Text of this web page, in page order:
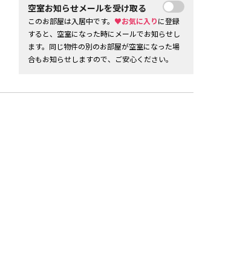
空室お知らせメールを受け取る
このお部屋は入居中です。 ♥お気に入りに登録
すると、空室になった時にメールでお知らせし
ます。同じ物件の別のお部屋が空室になった場
合もお知らせしますので、ご安心ください。